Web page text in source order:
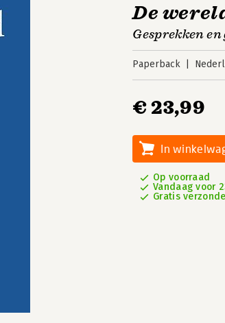
De
Gesprekken
Paperback
€ 23,99
In
Op voorraad
Vandaag voor
Gratis